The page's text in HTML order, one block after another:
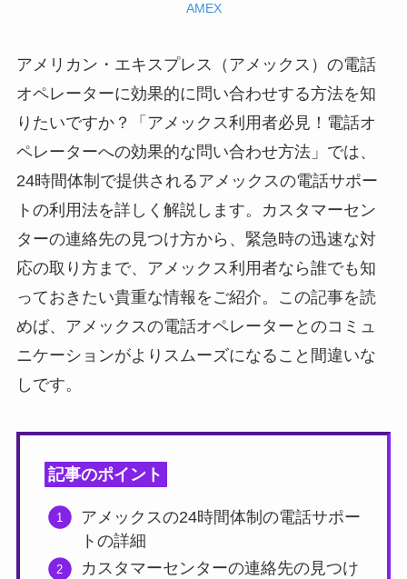
AMEX
アメリカン・エキスプレス（アメックス）の電話
オペレーターに効果的に問い合わせする方法を知
りたいですか？「アメックス利用者必見！電話オ
ペレーターへの効果的な問い合わせ方法」では、
24時間体制で提供されるアメックスの電話サポー
トの利用法を詳しく解説します。カスタマーセン
ターの連絡先の見つけ方から、緊急時の迅速な対
応の取り方まで、アメックス利用者なら誰でも知
っておきたい貴重な情報をご紹介。この記事を読
めば、アメックスの電話オペレーターとのコミュ
ニケーションがよりスムーズになること間違いな
しです。
記事のポイント
アメックスの24時間体制の電話サポー
トの詳細
カスタマーセンターの連絡先の見つけ